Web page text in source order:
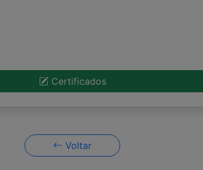
Certificados
Voltar